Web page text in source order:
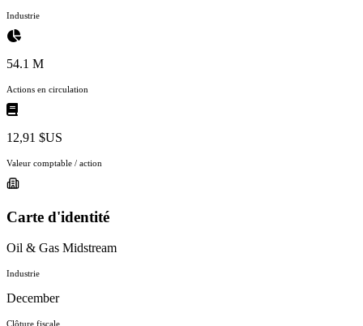
Industrie
54.1 M
Actions en circulation
12,91 $US
Valeur comptable / action
Carte d'identité
Oil & Gas Midstream
Industrie
December
Clôture fiscale